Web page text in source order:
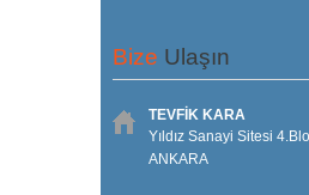
Bize Ulaşın
TEVFİK KARA
Yıldız Sanayi Sitesi
ANKARA